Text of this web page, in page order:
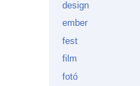
design
ember
fest
film
fotó